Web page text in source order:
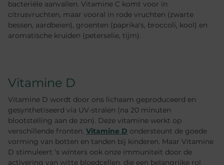
bacteriële aanvallen. Vitamine C komt voor in
citrusvruchten, maar vooral in rode vruchten (zwarte
bessen, aardbeien), groenten (paprika's, broccoli, kool) en
aromatische kruiden (peterselie, tijm).
Vitamine D
Vitamine D wordt door ons lichaam geproduceerd en
gesynthetiseerd via UV-stralen (na 20 minuten
blootstelling aan de zon). Deze vitamine werkt op
verschillende fronten. Vitamine D ondersteunt de goede
vorming van botten en tanden bij kinderen. Maar Vitamine
D stimuleert ‘s winters ook onze immuniteit door de
activering van witte bloedcellen, die een belangrijke rol